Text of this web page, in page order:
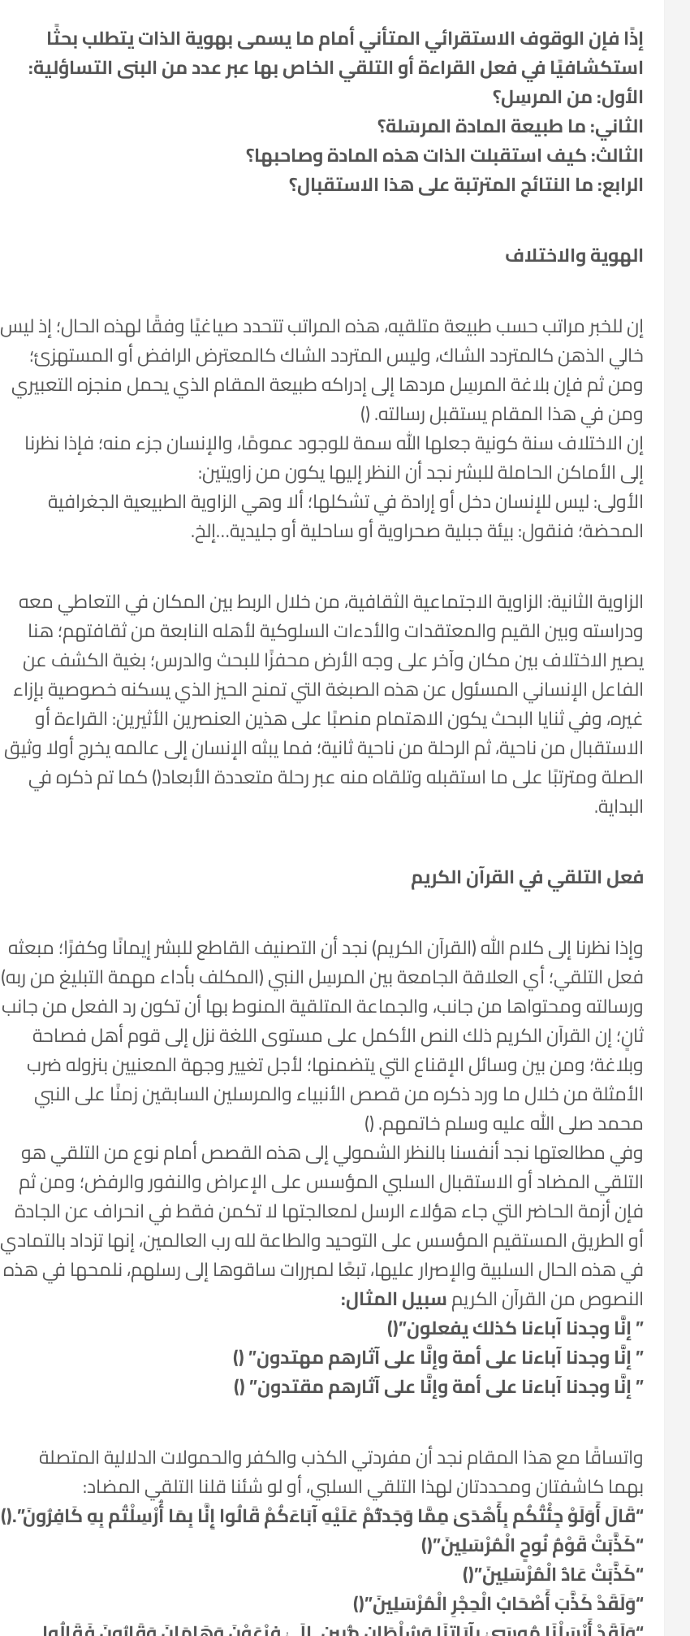
إذًا فإن الوقوف الاستقرائي المتأني أمام ما يسمى بهوية الذات يتطلب بحثًا
استكشافيًا في فعل القراءة أو التلقي الخاص بها عبر عدد من البنى التساؤلية:
الأول: من المرسِل؟
الثاني: ما طبيعة المادة المرسَلة؟
الثالث: كيف استقبلت الذات هذه المادة وصاحبها؟
الرابع: ما النتائج المترتبة على هذا الاستقبال؟
الهوية والاختلاف
إن للخبر مراتب حسب طبيعة متلقيه، هذه المراتب تتحدد صياغيًا وفقًا لهذه الحال؛ إذ ليس
خالي الذهن كالمتردد الشاك، وليس المتردد الشاك كالمعترض الرافض أو المستهزئ؛
ومن ثم فإن بلاغة المرسِل مردها إلى إدراكه طبيعة المقام الذي يحمل منجزه التعبيري
ومن في هذا المقام يستقبل رسالته. ()
إن الاختلاف سنة كونية جعلها الله سمة للوجود عمومًا، والإنسان جزء منه؛ فإذا نظرنا
إلى الأماكن الحاملة للبشر نجد أن النظر إليها يكون من زاويتين:
الأولى: ليس للإنسان دخل أو إرادة في تشكلها؛ ألا وهي الزاوية الطبيعية الجغرافية
المحضة؛ فنقول: بيئة جبلية صحراوية أو ساحلية أو جليدية…إلخ.
الزاوية الثانية: الزاوية الاجتماعية الثقافية، من خلال الربط بين المكان في التعاطي معه
ودراسته وبين القيم والمعتقدات والأدءات السلوكية لأهله النابعة من ثقافتهم؛ هنا
يصير الاختلاف بين مكان وآخر على وجه الأرض محفزًا للبحث والدرس؛ بغية الكشف عن
الفاعل الإنساني المسئول عن هذه الصبغة التي تمنح الحيز الذي يسكنه خصوصية بإزاء
غيره، وفي ثنايا البحث يكون الاهتمام منصبًا على هذين العنصرين الأثيرين: القراءة أو
الاستقبال من ناحية، ثم الرحلة من ناحية ثانية؛ فما يبثه الإنسان إلى عالمه يخرج أولا وثيق
الصلة ومترتبًا على ما استقبله وتلقاه منه عبر رحلة متعددة الأبعاد() كما تم ذكره في
البداية.
فعل التلقي في القرآن الكريم
وإذا نظرنا إلى كلام الله (القرآن الكريم) نجد أن التصنيف القاطع للبشر إيمانًا وكفرًا؛ مبعثه
فعل التلقي؛ أي العلاقة الجامعة بين المرسِل النبي (المكلف بأداء مهمة التبليغ من ربه)
ورسالته ومحتواها من جانب، والجماعة المتلقية المنوط بها أن تكون رد الفعل من جانب
ثانٍ؛ إن القرآن الكريم ذلك النص الأكمل على مستوى اللغة نزل إلى قوم أهل فصاحة
وبلاغة؛ ومن بين وسائل الإقناع التي يتضمنها؛ لأجل تغيير وجهة المعنيين بنزوله ضرب
الأمثلة من خلال ما ورد ذكره من قصص الأنبياء والمرسلين السابقين زمنًا على النبي
محمد صلى الله عليه وسلم خاتمهم. ()
وفي مطالعتها نجد أنفسنا بالنظر الشمولي إلى هذه القصص أمام نوع من التلقي هو
التلقي المضاد أو الاستقبال السلبي المؤسس على الإعراض والنفور والرفض؛ ومن ثم
فإن أزمة الحاضر التي جاء هؤلاء الرسل لمعالجتها لا تكمن فقط في انحراف عن الجادة
أو الطريق المستقيم المؤسس على التوحيد والطاعة لله رب العالمين، إنها تزداد بالتمادي
في هذه الحال السلبية والإصرار عليها، تبعًا لمبررات ساقوها إلى رسلهم، نلمحها في هذه
النصوص من القرآن الكريمسبيل المثال:
” إنَّا وجدنا آباءنا كذلك يفعلون”()
” إنَّا وجدنا آباءنا على أمة وإنَّا على آثارهم مهتدون” ()
” إنَّا وجدنا آباءنا على أمة وإنَّا على آثارهم مقتدون” ()
واتساقًا مع هذا المقام نجد أن مفردتي الكذب والكفر والحمولات الدلالية المتصلة
بهما كاشفتان ومحددتان لهذا التلقي السلبي، أو لو شئنا قلنا التلقي المضاد:
“قَالَ أَوَلَوْ جِئْتُكُم بِأَهْدَىٰ مِمَّا وَجَدتُّمْ عَلَيْهِ آبَاءَكُمْ قَالُوا إِنَّا بِمَا أُرْسِلْتُم بِهِ كَافِرُونَ”.()
“كَذَّبَتْ قَوْمُ نُوحٍ الْمُرْسَلِينَ”()
“كَذَّبَتْ عَادٌ الْمُرْسَلِينَ”()
“وَلَقَدْ كَذَّبَ أَصْحَابُ الْحِجْرِ الْمُرْسَلِينَ”()